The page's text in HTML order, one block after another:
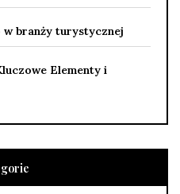
w branży turystycznej
Elementy i